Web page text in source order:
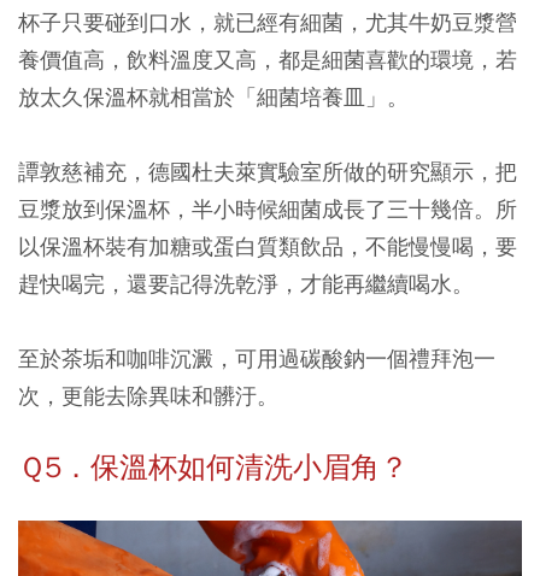
杯子只要碰到口水，就已經有細菌，尤其牛奶豆漿營
養價值高，飲料溫度又高，都是細菌喜歡的環境，若
放太久保溫杯就相當於「細菌培養皿」。
譚敦慈補充，德國杜夫萊實驗室所做的研究顯示，把
豆漿放到保溫杯，半小時候細菌成長了三十幾倍。所
以保溫杯裝有加糖或蛋白質類飲品，不能慢慢喝，要
趕快喝完，還要記得洗乾淨，才能再繼續喝水。
至於茶垢和咖啡沉澱，可用過碳酸鈉一個禮拜泡一
次，更能去除異味和髒汙。
Ｑ5．保溫杯如何清洗小眉角？